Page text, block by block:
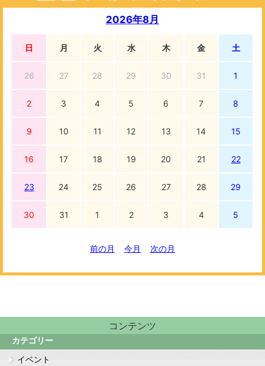
2026年8月
日 月 火 水 木 金 土
26 27 28 29 30 31 1
2 3 4 5 6 7 8
9 10 11 12 13 14 15
16 17 18 19 20 21 22
23 24 25 26 27 28 29
30 31 1 2 3 4 5
前の月 今月 次の月
コンテンツ
カテゴリー
イベント